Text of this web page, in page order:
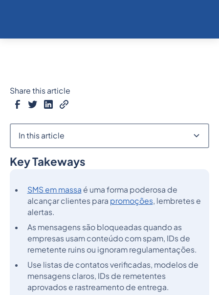
Key Takeways
SMS em massa é uma forma poderosa de
alcançar clientes para promoções, lembretes e
alertas.
As mensagens são bloqueadas quando as
empresas usam conteúdo com spam, IDs de
remetente ruins ou ignoram regulamentações.
Use listas de contatos verificadas, modelos de
mensagens claros, IDs de remetentes
aprovados e rastreamento de entrega.
Share this article
In this article
Heading 2